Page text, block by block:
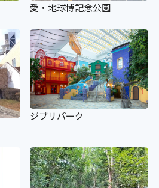
愛・地球博記念公園
ジブリパーク